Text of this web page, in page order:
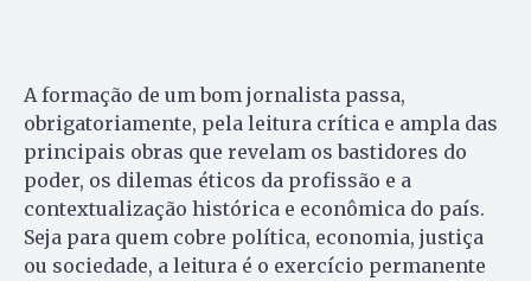
A formação de um bom jornalista passa,
obrigatoriamente, pela leitura crítica e ampla das
principais obras que revelam os bastidores do
poder, os dilemas éticos da profissão e a
contextualização histórica e econômica do país.
Seja para quem cobre política, economia, justiça
ou sociedade, a leitura é o exercício permanente